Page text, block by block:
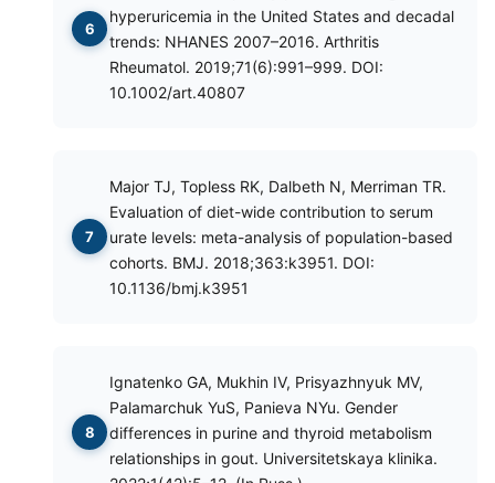
hyperuricemia in the United States and decadal
trends: NHANES 2007–2016. Arthritis
Rheumatol. 2019;71(6):991–999. DOI:
10.1002/art.40807
Major TJ, Topless RK, Dalbeth N, Merriman TR.
Evaluation of diet-wide contribution to serum
urate levels: meta-analysis of population-based
cohorts. BMJ. 2018;363:k3951. DOI:
10.1136/bmj.k3951
Ignatenko GA, Mukhin IV, Prisyazhnyuk MV,
Palamarchuk YuS, Panieva NYu. Gender
differences in purine and thyroid metabolism
relationships in gout. Universitetskaya klinika.